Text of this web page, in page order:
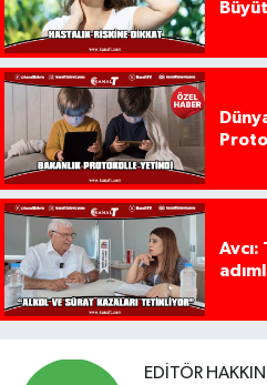
Avcı:
EDITÖR